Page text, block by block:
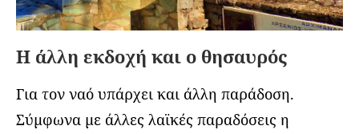
Η άλλη εκδοχή και ο θησαυρός
Για τον ναό υπάρχει και άλλη παράδοση.
Σύμφωνα με άλλες λαϊκές παραδόσεις η